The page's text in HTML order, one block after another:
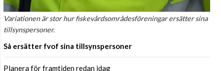
Variationen är stor hur fiskevårdsområdesföreningar ersätter sina
tillsynspersoner.
Så ersätter fvof sina tillsynspersoner
Planera för framtiden redan idag